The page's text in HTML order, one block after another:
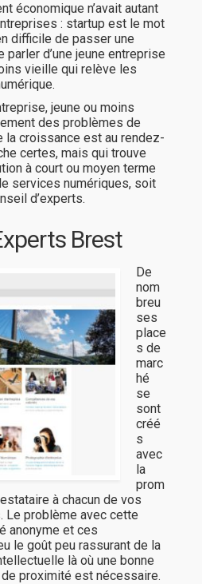
économique n’avait autant
: startup est le mot
difficile de passer une
parler d’une jeune entreprise
vieille qui relève les
jeune ou moins
des problèmes de
la croissance est au rendez-
certes, mais qui trouve
à court ou moyen terme
services numériques, soit
d’experts.
Brest
De
nom
breu
ses
place
s de
marc
hé
se
sont
créé
s
avec
la
prom
à chacun de vos
Le problème avec cette
anonyme et ces
le goût peu rassurant de la
là où une bonne
proximité est nécessaire.